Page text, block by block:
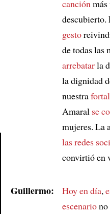
canción
descubierto.
gesto
de todas las
arrebatarla
la dignidad
nuestra
Amaral se
mujeres. La
las redes
convirtió en
Guillermo: Hoy en día,
escenariono